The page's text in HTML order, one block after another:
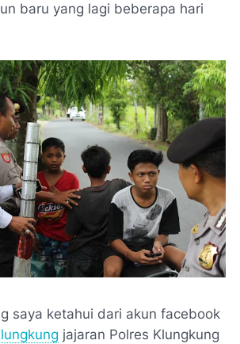
baru yang lagi beberapa hari
saya ketahui dari akun facebook
jajaran Polres Klungkung